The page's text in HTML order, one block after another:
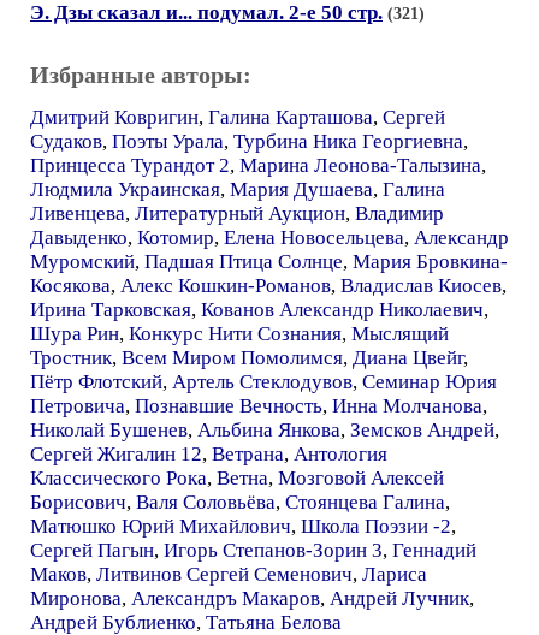
Э. Дзы сказал и... подумал. 2-е 50 стр. (321)
Избранные авторы:
Дмитрий Ковригин, Галина Карташова, Сергей
Судаков, Поэты Урала, Турбина Ника Георгиевна,
Принцесса Турандот 2, Марина Леонова-Талызина,
Людмила Украинская, Мария Душаева, Галина
Ливенцева, Литературный Аукцион, Владимир
Давыденко, Котомир, Елена Новосельцева, Александр
Муромский, Падшая Птица Солнце, Мария Бровкина-
Косякова, Алекс Кошкин-Романов, Владислав Киосев,
Ирина Тарковская, Кованов Александр Николаевич,
Шура Рин, Конкурс Нити Сознания, Мыслящий
Тростник, Всем Миром Помолимся, Диана Цвейг,
Пётр Флотский, Артель Стеклодувов, Семинар Юрия
Петровича, Познавшие Вечность, Инна Молчанова,
Николай Бушенев, Альбина Янкова, Земсков Андрей,
Сергей Жигалин 12, Ветрана, Антология
Классического Рока, Ветна, Мозговой Алексей
Борисович, Валя Соловьёва, Стоянцева Галина,
Матюшко Юрий Михайлович, Школа Поэзии -2,
Сергей Пагын, Игорь Степанов-Зорин 3, Геннадий
Маков, Литвинов Сергей Семенович, Лариса
Миронова, Александръ Макаров, Андрей Лучник,
Андрей Бублиенко, Татьяна Белова